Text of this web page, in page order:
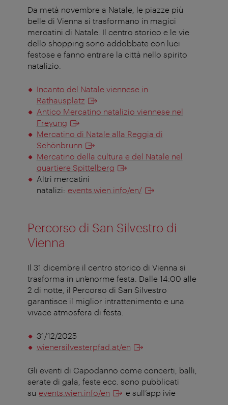
Da metà novembre a Natale, le piazze più
belle di Vienna si trasformano in magici
mercatini di Natale. Il centro storico e le vie
dello shopping sono addobbate con luci
festose e fanno entrare la città nello spirito
natalizio.
Incanto del Natale viennese in
Rathausplatz
Antico Mercatino natalizio viennese nel
Freyung
Mercatino di Natale alla Reggia di
Schönbrunn
Mercatino della cultura e del Natale nel
quartiere Spittelberg
Altri mercatini
natalizi: events.wien.info/en/
Percorso di San Silvestro di
Vienna
Il 31 dicembre il centro storico di Vienna si
trasforma in un’enorme festa. Dalle 14:00 alle
2 di notte, il Percorso di San Silvestro
garantisce il miglior intrattenimento e una
vivace atmosfera di festa.
31/12/2025
wienersilvesterpfad.at/en
Gli eventi di Capodanno come concerti, balli,
serate di gala, feste ecc. sono pubblicati
su events.wien.info/en e sull’app ivie